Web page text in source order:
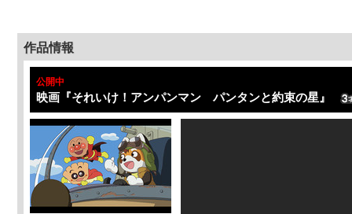
作品情報
公開中
映画『それいけ！アンパンマン パンタンと約束の星』